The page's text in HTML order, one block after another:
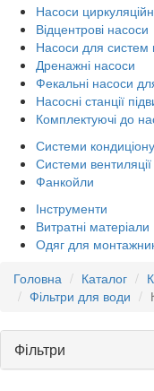
Насоси
Відцентрові насоси
Насоси для систем
Дренажні насоси
Фекальні насоси
Насосні станції
Комплектуючі до
Системи
Системи вентиляції
Фанкойли
Інструменти
Витратні матеріали
Одяг для
Головна
Каталог
Фільтри для води
Фільтри